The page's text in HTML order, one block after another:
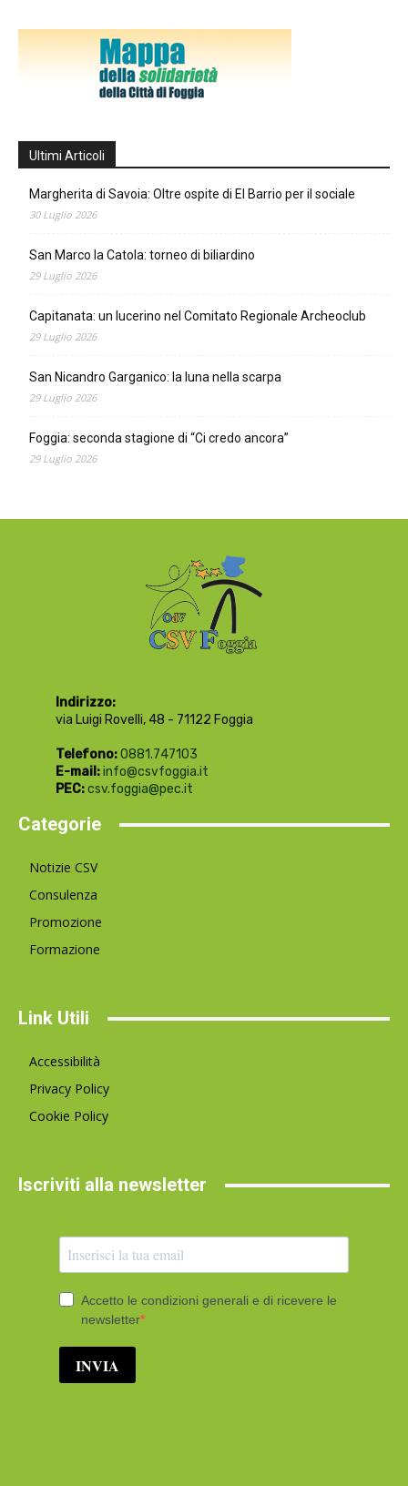
Ultimi Articoli
Margherita di Savoia: Oltre ospite di El Barrio per il sociale
30 Luglio 2026
San Marco la Catola: torneo di biliardino
29 Luglio 2026
Capitanata: un lucerino nel Comitato Regionale Archeoclub
29 Luglio 2026
San Nicandro Garganico: la luna nella scarpa
29 Luglio 2026
Foggia: seconda stagione di “Ci credo ancora”
29 Luglio 2026
Indirizzo:
via Luigi Rovelli, 48 - 71122 Foggia
Telefono:0881.747103
E-mail:info@csvfoggia.it
PEC:csv.foggia@pec.it
Categorie
Notizie CSV
Consulenza
Promozione
Formazione
Link Utili
Accessibilità
Privacy Policy
Cookie Policy
Iscriviti alla newsletter